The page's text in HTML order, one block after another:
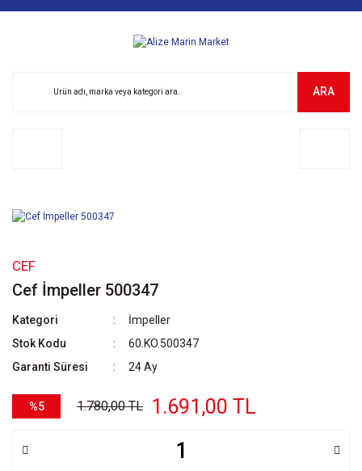
ARA
CEF
Cef İmpeller 500347
Kategori
İmpeller
Stok Kodu
60.KO.500347
Garanti Süresi
24 Ay
%5 1.780,00 TL 1.691,00 TL